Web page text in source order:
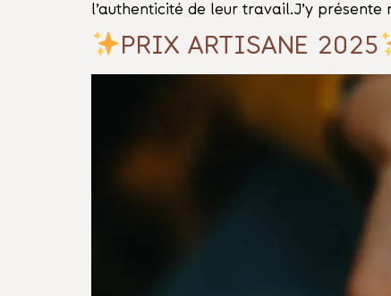
l’authenticité de leur travail.J’y
PRIX ARTISANE 2025